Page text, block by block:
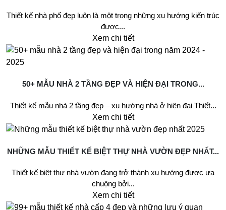
Thiết kế nhà phố đẹp luôn là một trong những xu hướng kiến trúc
được...
Xem chi tiết
50+ MẪU NHÀ 2 TẦNG ĐẸP VÀ HIỆN ĐẠI TRONG...
Thiết kế mẫu nhà 2 tầng đẹp – xu hướng nhà ở hiện đại Thiết...
Xem chi tiết
NHỮNG MẪU THIẾT KẾ BIỆT THỰ NHÀ VƯỜN ĐẸP NHẤT...
Thiết kế biệt thự nhà vườn đang trở thành xu hướng được ưa
chuộng bởi...
Xem chi tiết